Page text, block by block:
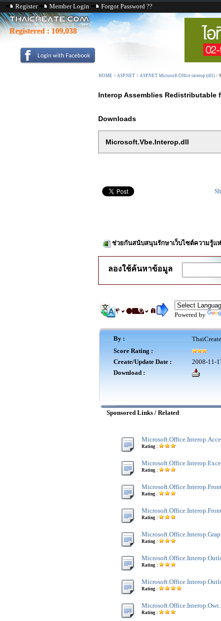
Register Member Login Forgot Password ??
Registered : 109,038
HOME > ASP.NET > ASP.NET Microsoft.Office interop (dll) >
Interop Assemblies Redistributable
Downloads
Microsoft.Vbe.Interop.dll
ช่วยกันสนับสนุนรักษาเว็บไซต์ความรู้แ
ลองใช้ค้นหาข้อมูล
Powered by
By :
Score Rating :
Create/Update Date :
2008-11-
Download :
Sponsored Links / Related
Rating :
Rating :
Rating :
Rating :
Rating :
Rating :
Rating :
Rating :